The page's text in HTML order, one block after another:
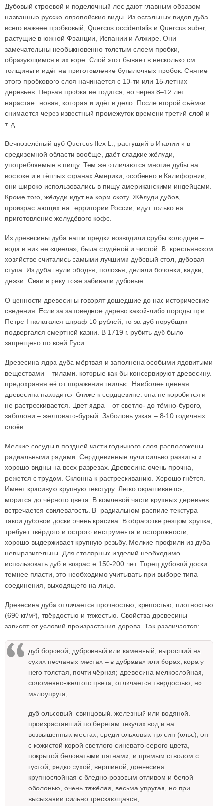
Дубовый строевой и поделочный лес дают главным образом
названные русско-европейские виды. Из остальных видов дуба
всего важнее пробковый, Quercus occidentalis и Quercus suber,
растущие в южной Франции, Испании и Алжире. Они
замечательны необыкновенно толстым слоем пробки,
образующимся в их коре. Слой этот бывает в несколько см
толщины и идёт на приготовление бутылочных пробок. Снятие
этого пробкового слоя начинается с 10-ти или 15-летних
деревьев. Первая пробка не годится, но через 8–12 лет
нарастает новая, которая и идёт в дело. После второй съёмки
снимается через известный промежуток времени третий слой и
т. д.
Вечнозелёный дуб Quercus Ilex L., растущий в Италии и в
средиземной области вообще, даёт сладкие жёлуди,
употребляемые в пищу. Тем же отличаются многие дубы на
востоке и в тёплых странах Америки, особенно в Калифорнии,
они широко использовались в пищу американскими индейцами.
Кроме того, жёлуди идут на корм скоту. Жёлуди дубов,
произрастающих на территории России, идут только на
приготовление желудёвого кофе.
Из древесины дуба наши предки возводили срубы колодцев –
вода в них не «цвела», была студёной и чистой. В крестьянском
хозяйстве считались самыми лучшими дубовый стол, дубовая
ступа. Из дуба гнули ободья, полозья, делали бочонки, кадки,
дежки. Сваи в реку тоже забивали дубовые.
О ценности древесины говорят дошедшие до нас исторические
сведения. Если за заповедное дерево какой-либо породы при
Петре I налагался штраф 10 рублей, то за дуб порубщик
подвергался смертной казни. В 1719 г. рубить дуб было
запрещено по всей Руси.
Древесина ядра дуба мёртвая и заполнена особыми ядовитыми
веществами – тилами, которые как бы консервируют древесину,
предохраняя её от поражения гнилью. Наиболее ценная
древесина находится ближе к сердцевине: она не коробится и
не растрескивается. Цвет ядра – от светло- до тёмно-бурого,
заболони – желтовато-бурый. Заболонь узкая – 8-10 годичных
слоёв.
Мелкие сосуды в поздней части годичного слоя расположены
радиальными рядами. Сердцевинные лучи сильно развиты и
хорошо видны на всех разрезах. Древесина очень прочна,
режется с трудом. Склонна к растрескиванию. Хорошо гнётся.
Имеет красивую крупную текстуру. Легко окрашивается,
морится до чёрного цвета. В комлевой части крупных деревьев
встречается свилеватость. В радиальном распиле текстура
такой дубовой доски очень красива. В обработке резцом хрупка,
требует твёрдого и острого инструмента и осторожности,
хорошо выдерживает крупную резьбу. Мелкие профили из дуба
невыразительны. Для столярных изделий необходимо
использовать дуб в возрасте 150-200 лет. Торец дубовой доски
темнее пласти, это необходимо учитывать при выборе типа
соединения, выходящего на лицо.
Древесина дуба отличается прочностью, крепостью, плотностью
(690 кг/м³), твёрдостью и тяжестью. Свойства древесины
зависят от условий произрастания дерева. Так различается:
дуб боровой, дубровный или каменный, выросший на
сухих песчаных местах – в дубравах или борах; кора у
него толстая, почти чёрная; древесина мелкослойная,
соломенно-жёлтого цвета, отличается твёрдостью, но
малоупруга;
дуб ольсовый, свинцовый, железный или водяной,
произраставший по берегам текучих вод и на
возвышенных местах, среди ольховых трясин (ольс); он
с кожистой корой светлого синевато-серого цвета,
покрытой беловатыми пятнами, и прямым стволом с
густой, редко сухой, вершиной; древесина
крупнослойная с бледно-розовым отливом и белой
оболонью, очень тяжёлая, весьма упругая, но при
высыхании сильно трескающаяся;